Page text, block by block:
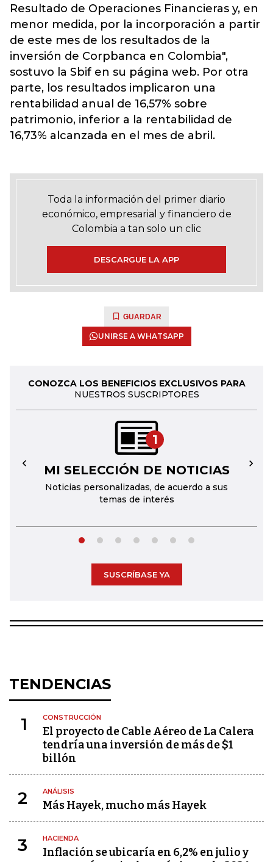
Resultado de Operaciones Financieras y, en
menor medida, por la incorporación a partir
de este mes de los resultados de la
inversión de Corpbanca en Colombia",
sostuvo la Sbif en su página web. Por otra
parte, los resultados implicaron una
rentabilidad anual de 16,57% sobre
patrimonio, inferior a la rentabilidad de
16,73% alcanzada en el mes de abril.
Toda la información del primer diario
económico, empresarial y financiero de
Colombia a tan solo un clic
DESCARGUE LA APP
GUARDAR
UNIRSE A WHATSAPP
CONOZCA LOS BENEFICIOS EXCLUSIVOS PARA
NUESTROS SUSCRIPTORES
1
MI SELECCIÓN DE NOTICIAS
Noticias personalizadas, de acuerdo a sus
temas de interés
← →
SUSCRÍBASE YA
TENDENCIAS
1 CONSTRUCCIÓN
El proyecto de Cable Aéreo de La Calera
tendría una inversión de más de $1
billón
2 ANÁLISIS
Más Hayek, mucho más Hayek
3 HACIENDA
Inflación se ubicaría en 6,2% en julio y